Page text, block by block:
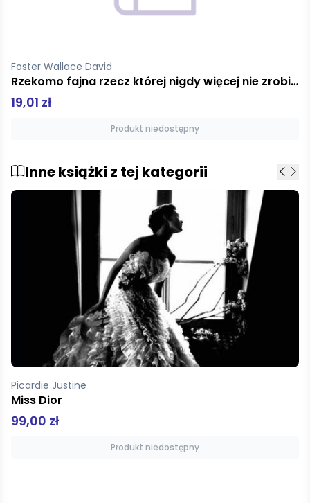
Wallace David Foster
Blady król
49,99 zł
Produkt niedostępny
Inne książki z tej kategorii
Charles Bukowski Świecie, oto jestem
39,90 zł
Produkt niedostępny